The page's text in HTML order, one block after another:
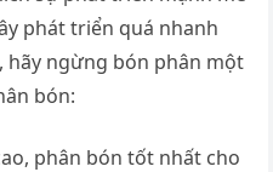
phát triển quá nhanh
hãy ngừng bón phân một
bón:
phân bón tốt nhất cho